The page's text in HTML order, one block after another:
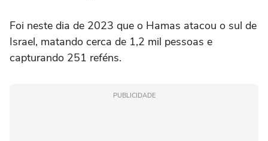
Foi neste dia de 2023 que o Hamas atacou o sul de
Israel, matando cerca de 1,2 mil pessoas e
capturando 251 reféns.
PUBLICIDADE